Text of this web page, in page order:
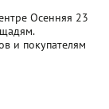
Осенняя 23
и покупателям